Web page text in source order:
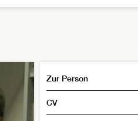
Zur Person
CV